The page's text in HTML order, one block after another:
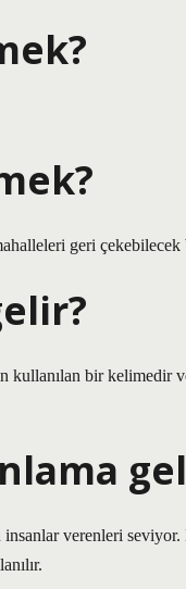
geri
bir kelimedir
insanlar verenleri